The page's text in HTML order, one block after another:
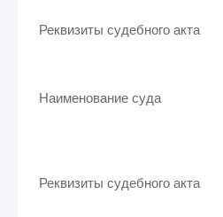
Реквизиты судебного акта
Наименование суда
Реквизиты судебного акта